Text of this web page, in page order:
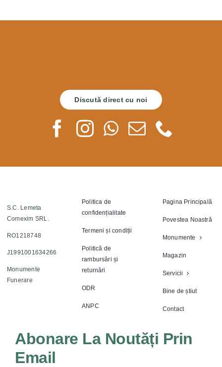
Discută direct cu noi
S.C. Lemeta
Comexim SRL.
RO1218748
J1991001634266
Monumente
Funerare
Politica de
confidențialitate
Termeni și condiții
Politică de
rambursări și
returnări
ODR
ANPC
Pagina Principală
Povestea Noastră
Monumente
Magazin
Servicii
Bine de știut
Contact
Abonare La Noutăți Prin
Email